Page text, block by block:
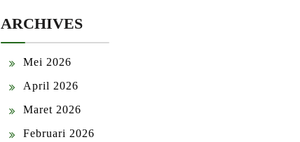
ARCHIVES
Mei 2026
April 2026
Maret 2026
Februari 2026